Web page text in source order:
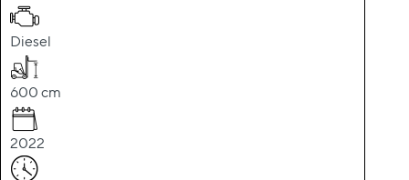
Diesel
600 cm
2022